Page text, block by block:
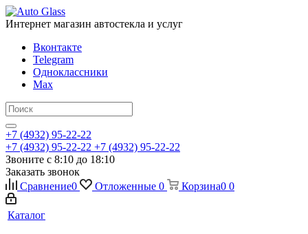
Интернет магазин автостекла и услуг
Вконтакте
Telegram
Одноклассники
Max
+7 (4932) 95-22-22
+7 (4932) 95-22-22 +7 (4932) 95-22-22
Звоните с 8:10 до 18:10
Заказать звонок
Сравнение0 Отложенные 0 Корзина0 0
Каталог